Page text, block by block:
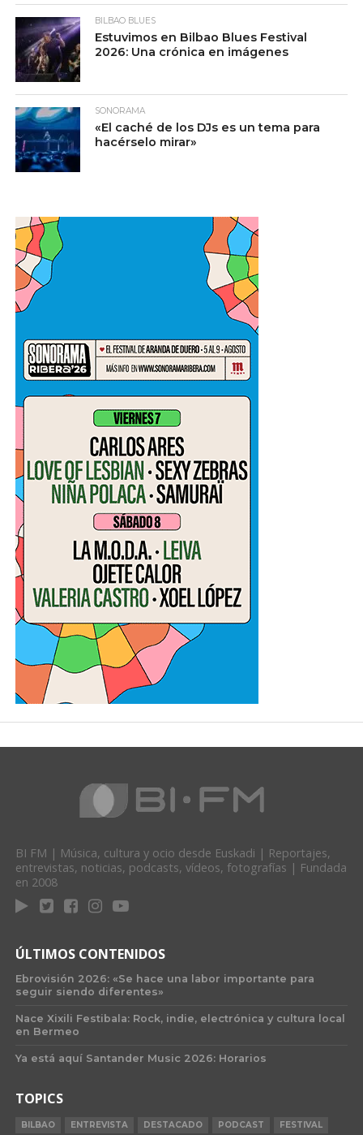
BILBAO BLUES
Estuvimos en Bilbao Blues Festival
2026: Una crónica en imágenes
SONORAMA
«El caché de los DJs es un tema para
hacérselo mirar»
BI FM | Música, cultura y ocio desde Euskadi | Reportajes,
entrevistas, noticias, podcasts, vídeos, fotografías | Fundada
en 2008
ÚLTIMOS CONTENIDOS
Ebrovisión 2026: «Se hace una labor importante para
seguir siendo diferentes»
Nace Xixili Festibala: Rock, indie, electrónica y cultura local
en Bermeo
Ya está aquí Santander Music 2026: Horarios
TOPICS
BILBAO ENTREVISTA DESTACADO PODCAST FESTIVAL